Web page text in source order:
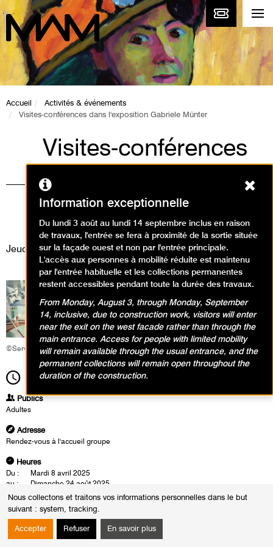
Nous collectons et traitons vos informations personnelles dans le but
suivant : system, tracking.
Accepter Refuser En savoir plus
Accueil
Activités & événements
Visites-conférences dans l'exposition Gabriele Münter
Visites-conférences
dans l'exposition
Gabriele Münter
Visites
Jeudi 3 juillet 2025
©Service éducatif et culturel
19h00Durée1h30
Publics
Adultes
Adresse
Rendez-vous à l'accueil groupe
Heures
Du :
Mardi 8 avril 2025
au :
Dimanche 24 août 2025
Les :
mardis de 14h30 à 16h00
jeudis de 19h00 à 20h30
samedis de 14h00 à 15h30
Sauf :
Mardi 13 mai 2025 de 14h30 à 16h00
Information exceptionnelle
Du lundi 3 août au lundi 14 septembre inclus en raison
de travaux, l'entrée se fera à proximité de la sortie située
sur la façade ouest et non par l'entrée principale.
L'accès aux personnes à mobilité réduite est maintenu
par l'entrée habituelle et les collections permanentes
restent accessibles pendant toute la durée des travaux.
From Monday, August 3, through Monday, September
14, inclusive, due to construction work, visitors will enter
near the exit on the west facade rather than through the
main entrance. Access for people with limited mobility
will remain available through the usual entrance, and the
permanent collections will remain open throughout the
duration of the construction.